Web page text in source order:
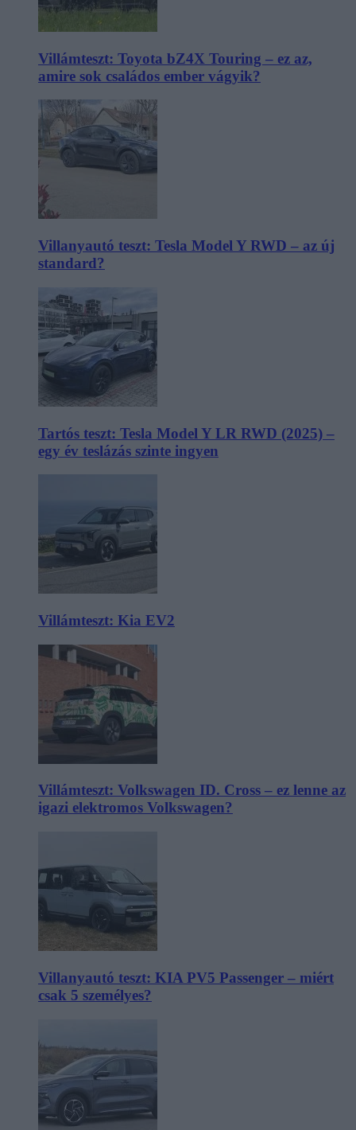
Villámteszt: Toyota bZ4X Touring – ez az,
amire sok családos ember vágyik?
Villanyautó teszt: Tesla Model Y RWD – az új
standard?
Tartós teszt: Tesla Model Y LR RWD (2025) –
egy év teslázás szinte ingyen
Villámteszt: Kia EV2
Villámteszt: Volkswagen ID. Cross – ez lenne az
igazi elektromos Volkswagen?
Villanyautó teszt: KIA PV5 Passenger – miért
csak 5 személyes?